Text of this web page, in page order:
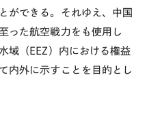
ができる。それゆえ、中国
った航空戦力をも使用し
域（EEZ）内における権益
内外に示すことを目的とし